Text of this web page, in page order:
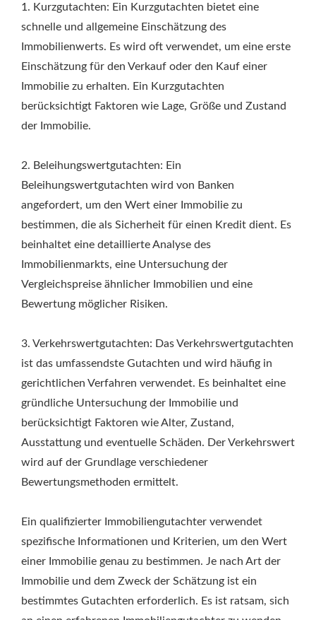
1. Kurzgutachten: Ein Kurzgutachten bietet eine
schnelle und allgemeine Einschätzung des
Immobilienwerts. Es wird oft verwendet, um eine erste
Einschätzung für den Verkauf oder den Kauf einer
Immobilie zu erhalten. Ein Kurzgutachten
berücksichtigt Faktoren wie Lage, Größe und Zustand
der Immobilie.
2. Beleihungswertgutachten: Ein
Beleihungswertgutachten wird von Banken
angefordert, um den Wert einer Immobilie zu
bestimmen, die als Sicherheit für einen Kredit dient. Es
beinhaltet eine detaillierte Analyse des
Immobilienmarkts, eine Untersuchung der
Vergleichspreise ähnlicher Immobilien und eine
Bewertung möglicher Risiken.
3. Verkehrswertgutachten: Das Verkehrswertgutachten
ist das umfassendste Gutachten und wird häufig in
gerichtlichen Verfahren verwendet. Es beinhaltet eine
gründliche Untersuchung der Immobilie und
berücksichtigt Faktoren wie Alter, Zustand,
Ausstattung und eventuelle Schäden. Der Verkehrswert
wird auf der Grundlage verschiedener
Bewertungsmethoden ermittelt.
Ein qualifizierter Immobiliengutachter verwendet
spezifische Informationen und Kriterien, um den Wert
einer Immobilie genau zu bestimmen. Je nach Art der
Immobilie und dem Zweck der Schätzung ist ein
bestimmtes Gutachten erforderlich. Es ist ratsam, sich